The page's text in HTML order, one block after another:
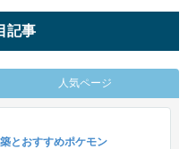
記事
人気ページ
とおすすめポケモン